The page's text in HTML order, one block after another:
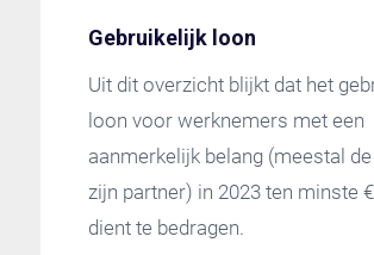
Gebruikelijk loon
Uit dit overzicht blijkt dat het
loon voor werknemers met een
aanmerkelijk belang (meestal de
zijn partner) in 2023 ten minste
dient te bedragen.